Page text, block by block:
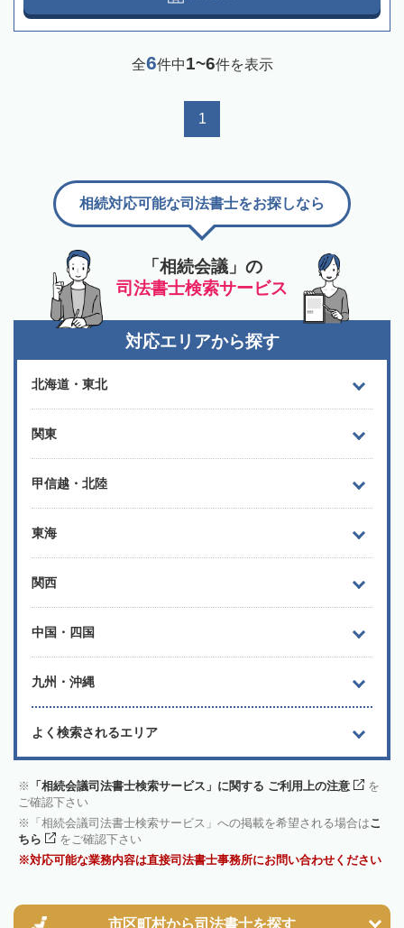
全6件中1~6件を表示
1
「相続会議」の
司法書士検索サービス
相続対応可能な司法書士をお探しなら
対応エリアから探す
北海道・東北
関東
甲信越・北陸
東海
関西
中国・四国
九州・沖縄
よく検索されるエリア
「相続会議司法書士検索サービス」に関する ご利用上の注意
を
ご確認下さい
「相続会議司法書士検索サービス」への掲載を希望される場合はこ
ちら
をご確認下さい
対応可能な業務内容は直接司法書士事務所にお問い合わせください
市区町村から司法書士を探す